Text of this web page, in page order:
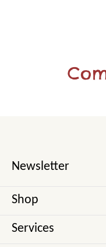
Newsletter
Shop
Services